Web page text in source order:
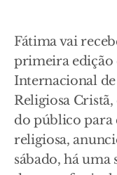
Fátima vai
primeira edição
Internacional
Religiosa
do público para
religiosa,
sábado, há uma